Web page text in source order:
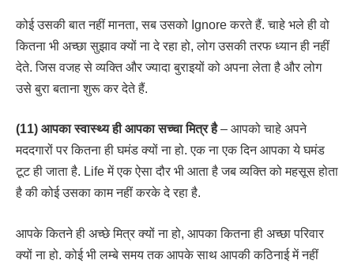
कोई उसकी बात नहीं मानता, सब उसको Ignore करते हैं. चाहे भले ही वो
कितना भी अच्छा सुझाव क्यों ना दे रहा हो, लोग उसकी तरफ ध्यान ही नहीं
देते. जिस वजह से व्यक्ति और ज्यादा बुराइयों को अपना लेता है और लोग
उसे बुरा बताना शुरू कर देते हैं.
(11) आपका स्वास्थ्य ही आपका सच्चा मित्र है– आपको चाहे अपने
मददगारों पर कितना ही घमंड क्यों ना हो. एक ना एक दिन आपका ये घमंड
टूट ही जाता है. Life में एक ऐसा दौर भी आता है जब व्यक्ति को महसूस होता
है की कोई उसका काम नहीं करके दे रहा है.
आपके कितने ही अच्छे मित्र क्यों ना हो, आपका कितना ही अच्छा परिवार
क्यों ना हो. कोई भी लम्बे समय तक आपके साथ आपकी कठिनाई में नहीं